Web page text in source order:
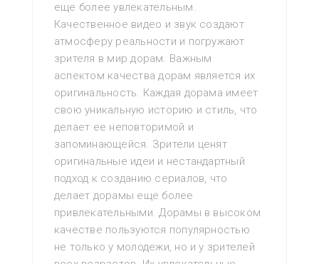
еще более увлекательным.
Качественное видео и звук создают
атмосферу реальности и погружают
зрителя в мир дорам. Важным
аспектом качества дорам является их
оригинальность. Каждая дорама имеет
свою уникальную историю и стиль, что
делает ее неповторимой и
запоминающейся. Зрители ценят
оригинальные идеи и нестандартный
подход к созданию сериалов, что
делает дорамы еще более
привлекательными. Дорамы в высоком
качестве пользуются популярностью
не только у молодежи, но и у зрителей